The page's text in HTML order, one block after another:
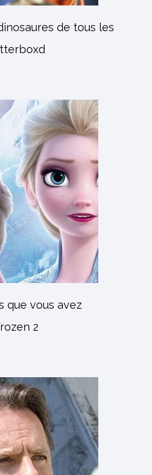
de tous les
que vous avez
2